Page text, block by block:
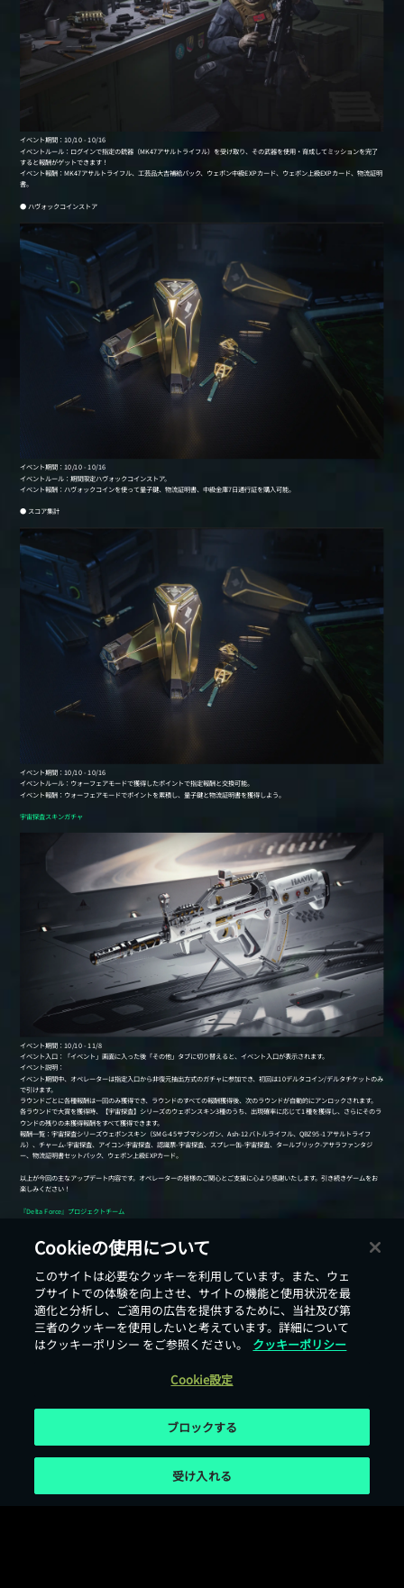
戻る
Cookieの使用について
このサイトは必要なクッキーを利用しています。また、ウェ
ブサイトでの体験を向上させ、サイトの機能と使用状況を最
適化と分析し、ご適用の広告を提供するために、当社及び第
三者のクッキーを使用したいと考えています。詳細について
はクッキーポリシー をご参照ください。
クッキーポリシー
Cookie設定
ブロックする
受け入れる